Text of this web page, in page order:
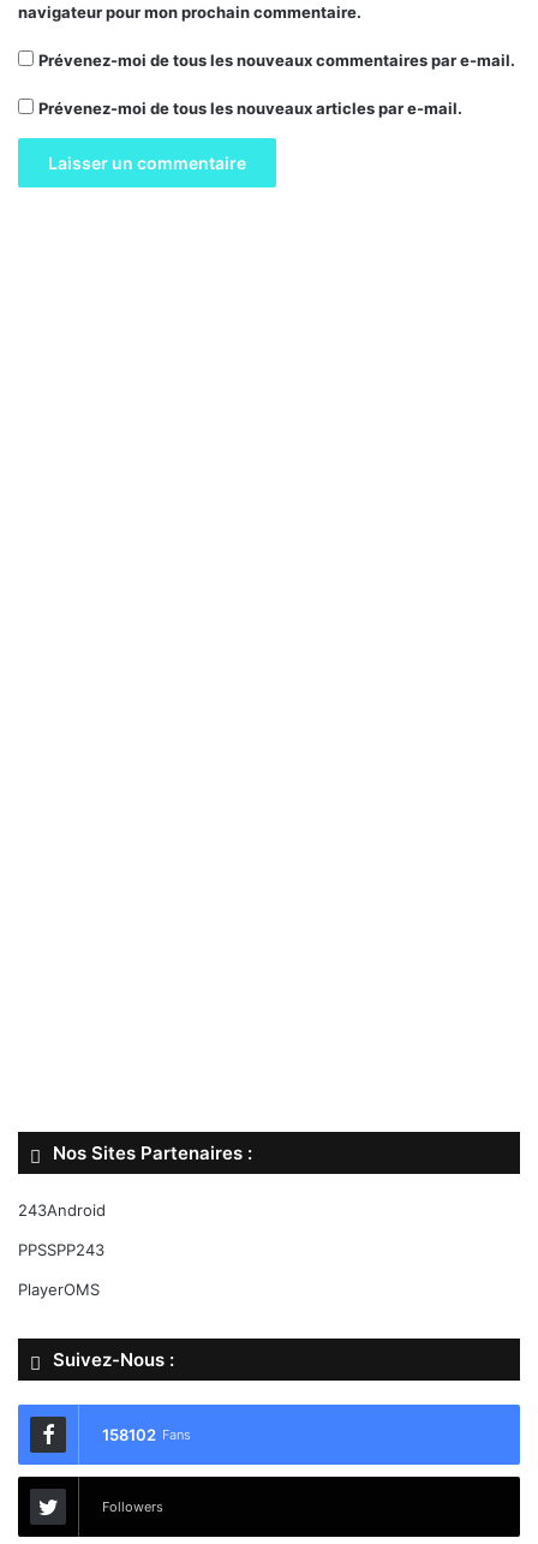
navigateur pour mon prochain commentaire.
Prévenez-moi de tous les nouveaux commentaires par e-mail.
Prévenez-moi de tous les nouveaux articles par e-mail.
Nos Sites Partenaires :
243Android
PPSSPP243
PlayerOMS
Suivez-Nous :
158102 Fans
Followers